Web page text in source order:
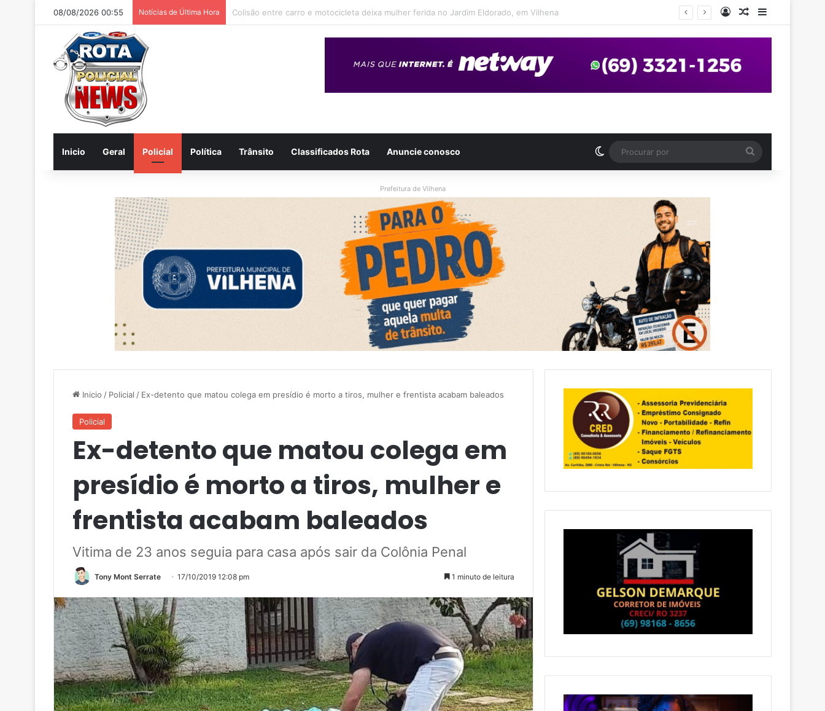
08/08/2026 00:55 Notícias de Última Hora Homem é preso após ser flagrado repassando porção de maconha a garoto de 14 anos em praça de Vilhena EntrarArtigo aleatório
Inicio Geral Policial Política Trânsito Classificados Rota Anuncie conosco Switch skin
por
Prefeitura de Vilhena
Inicio / Policial / Ex-detento que matou colega em presídio é morto a tiros, mulher e frentista acabam baleados
Policial
Ex-detento que matou colega em
presídio é morto a tiros, mulher e
frentista acabam baleados
Vitima de 23 anos seguia para casa após sair da Colônia Penal
Tony Mont Serrate 17/10/2019 12:08 pm 1 minuto de leitura